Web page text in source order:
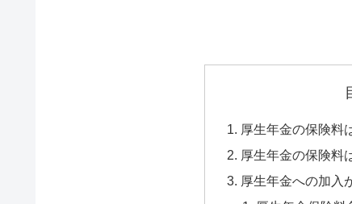
厚生年金の保険料
厚生年金の保険料
厚生年金への加入